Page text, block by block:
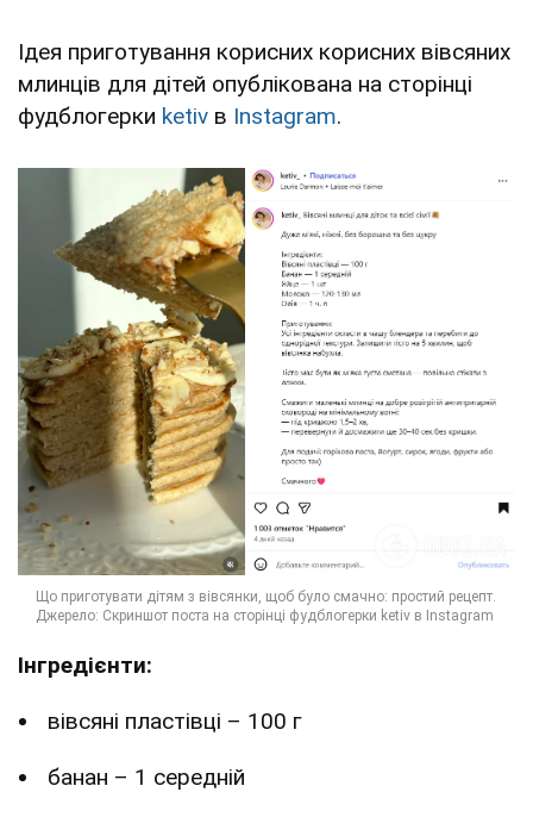
Ідея приготування корисних корисних вівсяних
млинців для дітей опублікована на сторінці
фудблогерки ketiv в Instagram.
Інгредієнти:
вівсяні пластівці – 100 г
банан – 1 середній